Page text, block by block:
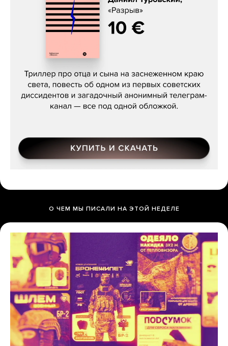
Даниил Туровский, «Разрыв»
О ЧЕМ МЫ ПИСАЛИ НА ЭТОЙ НЕДЕЛЕ